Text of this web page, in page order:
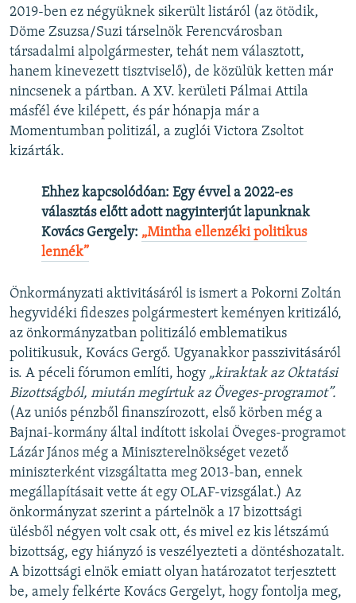
2019-ben ez négyüknek sikerült listáról (az ötödik,
Döme Zsuzsa/Suzi társelnök Ferencvárosban
társadalmi alpolgármester, tehát nem választott,
hanem kinevezett tisztviselő), de közülük ketten már
nincsenek a pártban. A XV. kerületi Pálmai Attila
másfél éve kilépett, és pár hónapja már a
Momentumban politizál, a zuglói Victora Zsoltot
kizárták.
Ehhez kapcsolódóan: Egy évvel a 2022-es
választás előtt adott nagyinterjút lapunknak
Kovács Gergely: „Mintha ellenzéki politikus
lennék”
Önkormányzati aktivitásáról is ismert a Pokorni Zoltán
hegyvidéki fideszes polgármestert keményen kritizáló,
az önkormányzatban politizáló emblematikus
politikusuk, Kovács Gergő. Ugyanakkor passzivitásáról
is. A péceli fórumon említi, hogy „kiraktak az Oktatási
Bizottságból, miután megírtuk az Öveges-programot”.
(Az uniós pénzből finanszírozott, első körben még a
Bajnai-kormány által indított iskolai Öveges-programot
Lázár János még a Miniszterelnökséget vezető
miniszterként vizsgáltatta meg 2013-ban, ennek
megállapításait vette át egy OLAF-vizsgálat.) Az
önkormányzat szerint a pártelnök a 17 bizottsági
ülésből négyen volt csak ott, és mivel ez kis létszámú
bizottság, egy hiányzó is veszélyezteti a döntéshozatalt.
A bizottsági elnök emiatt olyan határozatot terjesztett
be, amely felkérte Kovács Gergelyt, hogy fontolja meg,